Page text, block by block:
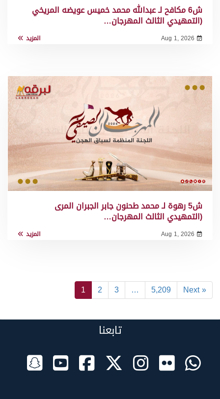
ش6 مكافح لـ عبدالله محمد خميس عويضه المريخي
(التمهيدي الثالث المهرجان…
Aug 1, 2026 المزيد
ش5 رهوة لـ محمد طحنون جابر الجبران المرى
(التمهيدي الثالث المهرجان…
Aug 1, 2026 المزيد
1 2 3 … 5,209 Next »
تابعنا